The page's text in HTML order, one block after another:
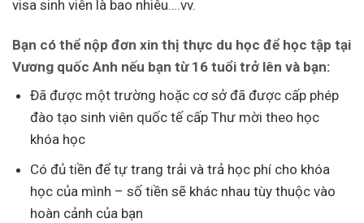
visa sinh viên là bao nhiêu….vv.
Bạn có thể nộp đơn xin thị thực du học để học tập tại
Vương quốc Anh nếu bạn từ 16 tuổi trở lên và bạn:
Đã được một trường hoặc cơ sở đã được cấp phép
đào tạo sinh viên quốc tế cấp Thư mời theo học
khóa học
Có đủ tiền để tự trang trải và trả học phí cho khóa
học của mình – số tiền sẽ khác nhau tùy thuộc vào
hoàn cảnh của bạn